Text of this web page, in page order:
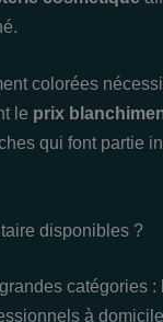
colorées
le prix
qui font partie
disponibles ?
catégories
à